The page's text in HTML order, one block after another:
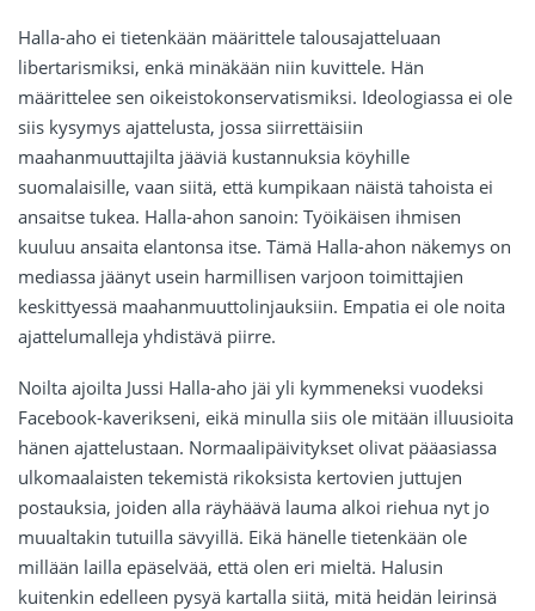
Halla-aho ei tietenkään määrittele talousajatteluaan
libertarismiksi, enkä minäkään niin kuvittele. Hän
määrittelee sen oikeistokonservatismiksi. Ideologiassa ei ole
siis kysymys ajattelusta, jossa siirrettäisiin
maahanmuuttajilta jääviä kustannuksia köyhille
suomalaisille, vaan siitä, että kumpikaan näistä tahoista ei
ansaitse tukea. Halla-ahon sanoin: Työikäisen ihmisen
kuuluu ansaita elantonsa itse. Tämä Halla-ahon näkemys on
mediassa jäänyt usein harmillisen varjoon toimittajien
keskittyessä maahanmuuttolinjauksiin. Empatia ei ole noita
ajattelumalleja yhdistävä piirre.
Noilta ajoilta Jussi Halla-aho jäi yli kymmeneksi vuodeksi
Facebook-kaverikseni, eikä minulla siis ole mitään illuusioita
hänen ajattelustaan. Normaalipäivitykset olivat pääasiassa
ulkomaalaisten tekemistä rikoksista kertovien juttujen
postauksia, joiden alla räyhäävä lauma alkoi riehua nyt jo
muualtakin tutuilla sävyillä. Eikä hänelle tietenkään ole
millään lailla epäselvää, että olen eri mieltä. Halusin
kuitenkin edelleen pysyä kartalla siitä, mitä heidän leirinsä